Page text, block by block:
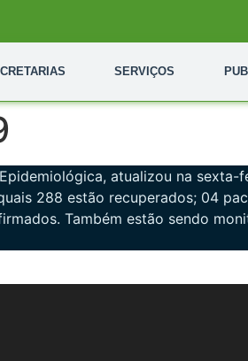
SERVIÇOS
atualizou na
288 estão recuperados; 04
Também estão sendo